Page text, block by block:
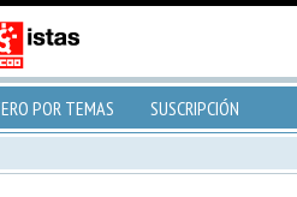
POR TEMAS SUSCRIPCIÓN